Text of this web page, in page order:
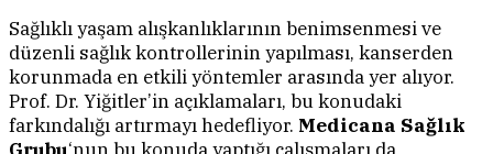
Sağlıklı yaşam alışkanlıklarının benimsenmesi ve
düzenli sağlık kontrollerinin yapılması, kanserden
korunmada en etkili yöntemler arasında yer alıyor.
Prof. Dr. Yiğitler’in açıklamaları, bu konudaki
farkındalığı artırmayı hedefliyor. Medicana Sağlık